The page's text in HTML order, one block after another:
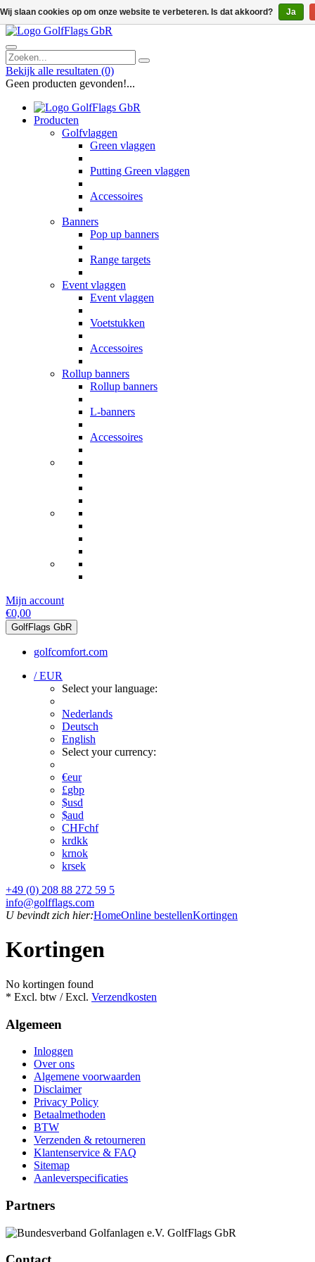
Bekijk alle resultaten (0)
Geen producten gevonden!...
Producten
Golfvlaggen
Green vlaggen
Putting Green vlaggen
Accessoires
Banners
Pop up banners
Range targets
Event vlaggen
Event vlaggen
Voetstukken
Accessoires
Rollup banners
Rollup banners
L-banners
Accessoires
Mijn account
€0,00
GolfFlags GbR
golfcomfort.com
/ EUR
Select your language:
Nederlands
Deutsch
English
Select your currency:
€eur
£gbp
$usd
$aud
CHFchf
krdkk
krnok
krsek
+49 (0) 208 88 272 59 5
info@golfflags.com
U bevindt zich hier:HomeOnline bestellenKortingen
Kortingen
No kortingen found
* Excl. btw / Excl. Verzendkosten
Algemeen
Inloggen
Over ons
Algemene voorwaarden
Disclaimer
Privacy Policy
Betaalmethoden
BTW
Verzenden & retourneren
Klantenservice & FAQ
Sitemap
Aanleverspecificaties
Partners
Wij slaan cookies op om onze website te verbeteren. Is dat akkoord? Ja